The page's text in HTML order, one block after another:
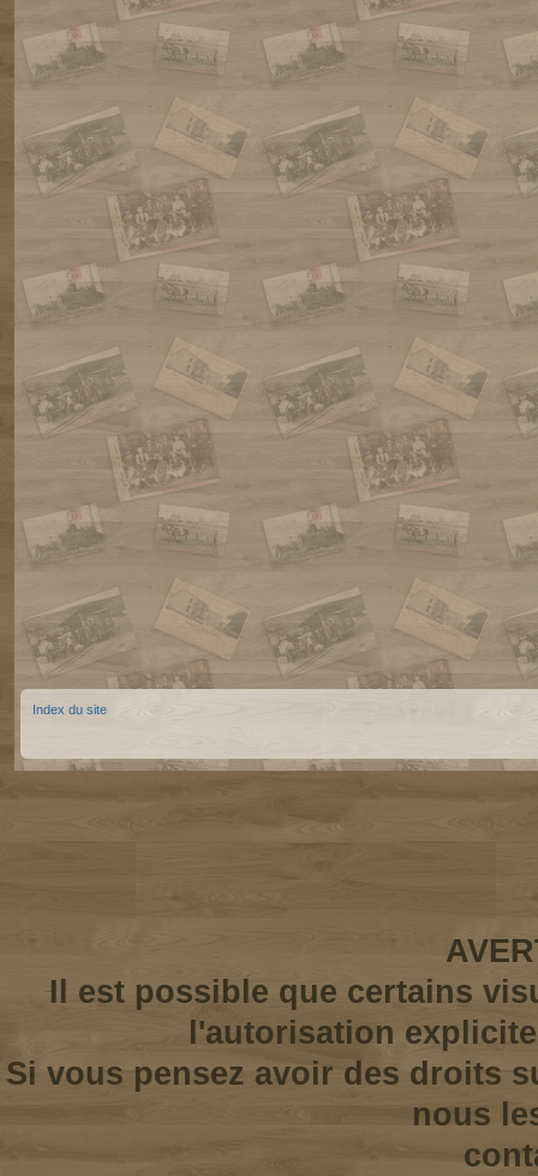
Index du site
Il est possible que certains
l'autorisation
Si vous pensez avoir des droits
nous